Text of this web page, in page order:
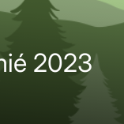
2023